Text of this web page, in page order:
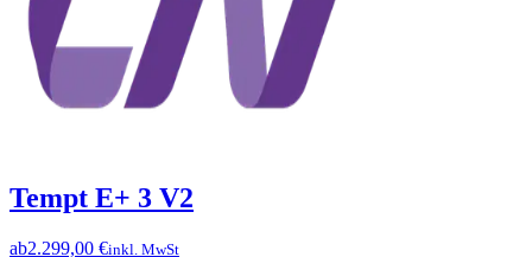
Tempt E+ 3 V2
ab2.299,00 €inkl. MwSt